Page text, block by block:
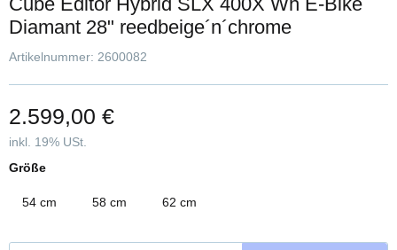
Diamant 28" reedbeige´n´chrome
Artikelnummer: 2600082
2.599,00 €
inkl. 19% USt.
Größe
54 cm 58 cm 62 cm